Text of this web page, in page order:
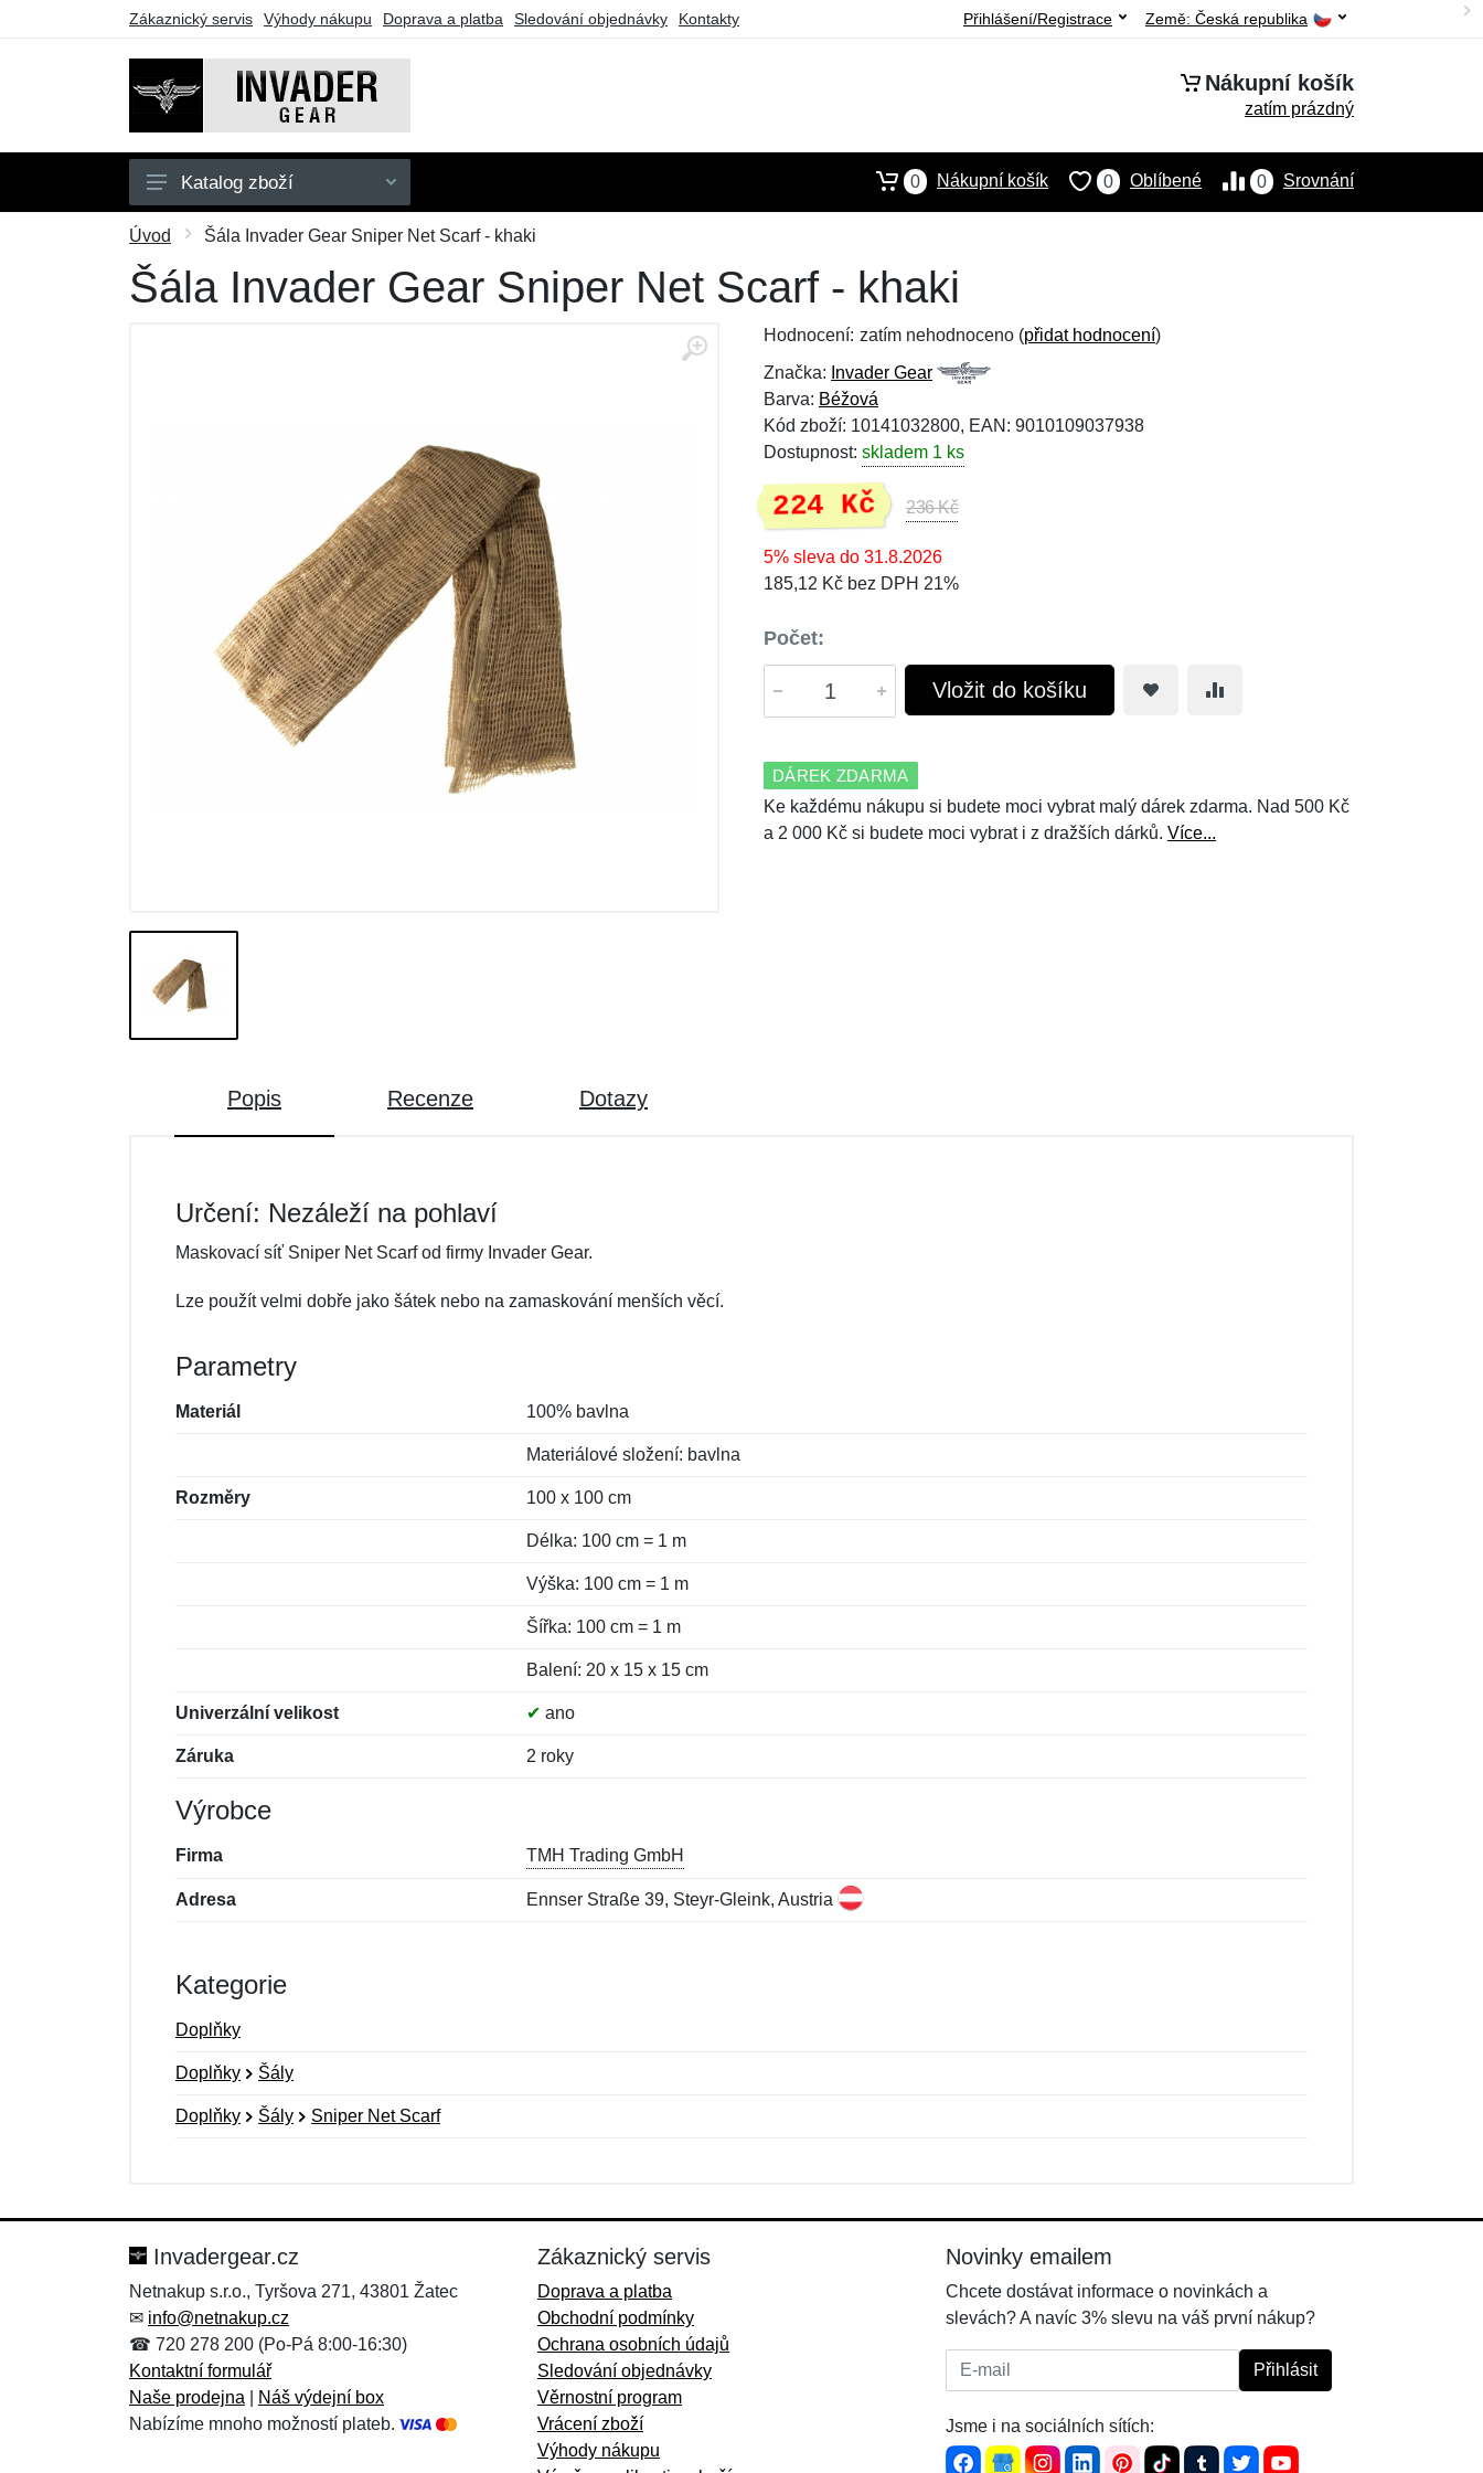
Zákaznický servis Výhody nákupu Doprava a platba Sledování objednávky Kontakty Země: Česká republika
Přihlášení/Registrace
Nákupní košík
zatím prázdný
Pánské
Doplňky
Katalog zboží 0 Srovnání
0 Oblíbené
0 Nákupní košík
Úvod Šála Invader Gear Sniper Net Scarf - khaki
Šála Invader Gear Sniper Net Scarf - khaki
Hodnocení: zatím nehodnoceno (přidat hodnocení)
Značka: Invader Gear
Barva: Béžová
Kód zboží: 10141032800, EAN: 9010109037938
Dostupnost: skladem 1 ks
224 Kč 236 Kč
5% sleva do 31.8.2026
185,12 Kč bez DPH 21%
Počet:
Vložit do košíku
DÁREK ZDARMA
Ke každému nákupu si budete moci vybrat malý dárek zdarma. Nad 500 Kč
a 2 000 Kč si budete moci vybrat i z dražších dárků. Více...
Popis Recenze Dotazy
Určení: Nezáleží na pohlaví
Maskovací síť Sniper Net Scarf od firmy Invader Gear.
Lze použít velmi dobře jako šátek nebo na zamaskování menších věcí.
Parametry
Materiál 100% bavlna
Materiálové složení: bavlna
Rozměry 100 x 100 cm
Délka: 100 cm = 1 m
Výška: 100 cm = 1 m
Šířka: 100 cm = 1 m
Balení: 20 x 15 x 15 cm
Univerzální velikost ✔ ano
Záruka 2 roky
Výrobce
Firma TMH Trading GmbH
Adresa Ennser Straße 39, Steyr-Gleink, Austria
Kategorie
Doplňky
Doplňky Šály
Doplňky Šály Sniper Net Scarf
Zpráva*
Zpráva*
Invadergear.cz
Netnakup s.r.o., Tyršova 271, 43801 Žatec
✉ info@netnakup.cz
☎ 720 278 200 (Po-Pá 8:00-16:30)
Kontaktní formulář
Naše prodejna
Náš výdejní box
Nabízíme mnoho možností plateb.
Zákaznický servis
Doprava a platba
Obchodní podmínky
Ochrana osobních údajů
Sledování objednávky
Věrnostní program
Vrácení zboží
Výhody nákupu
Novinky emailem
Chcete dostávat informace o novinkách a
slevách? A navíc 3% slevu na váš první nákup?
E-mail: Přihlásit
Jsme i na sociálních sítích: